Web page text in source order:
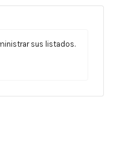
sus listados.